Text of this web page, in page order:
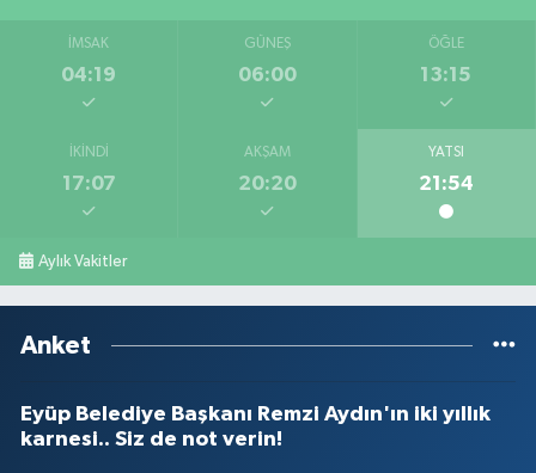
İMSAK
04:19
GÜNEŞ
06:00
ÖĞLE
13:15
İKINDI
17:07
AKŞAM
20:20
YATSI
21:54
Aylık Vakitler
Anket
Eyüp Belediye Başkanı Remzi Aydın'ın iki yıllık
karnesi.. Siz de not verin!